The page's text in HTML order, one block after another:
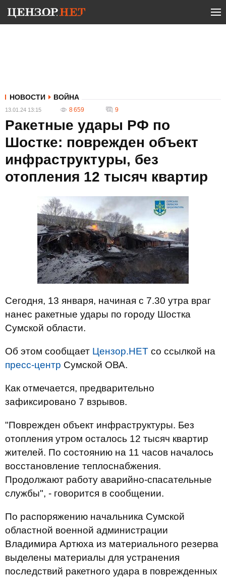
НОВОСТИ ВОЙНА
13.01.24 13:15 8 659 9
Ракетные удары РФ по
Шостке: поврежден объект
инфраструктуры, без
отопления 12 тысяч квартир
Сегодня, 13 января, начиная с 7.30 утра враг
нанес ракетные удары по городу Шостка
Сумской области.
Об этом сообщает Цензор.НЕТ со ссылкой на
пресс-центр Сумской ОВА.
Как отмечается, предварительно
зафиксировано 7 взрывов.
"Поврежден объект инфраструктуры. Без
отопления утром осталось 12 тысяч квартир
жителей. По состоянию на 11 часов началось
восстановление теплоснабжения.
Продолжают работу аварийно-спасательные
службы", - говорится в сообщении.
По распоряжению начальника Сумской
областной военной администрации
Владимира Артюха из материального резерва
выделены материалы для устранения
последствий ракетного удара в поврежденных